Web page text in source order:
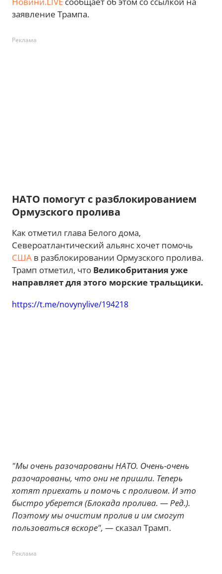
заявление Трампа.
Реклама
НАТО помогут с разблокированием
Ормузского пролива
Как отметил глава Белого дома,
Североатлантический альянс хочет помочь
США в разблокировании Ормузского пролива.
Трамп отметил, что Великобритания уже
направляет для этого морские тральщики.
https://t.me/novynylive/194218
"Мы очень разочарованы НАТО. Очень-очень
разочарованы, что они не пришли. Теперь
хотят приехать и помочь с проливом. И это
быстро уберется (Блокада пролива. — Ред.).
Поэтому мы очистим пролив и им смогут
пользоваться вскоре", — сказал Трамп.
Реклама